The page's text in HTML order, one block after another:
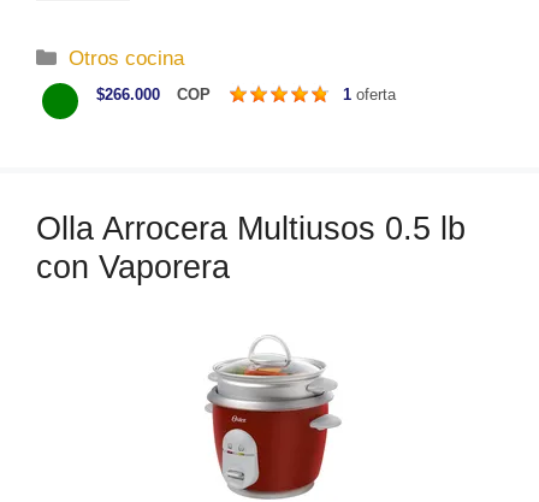
C
a
t
r
í
Otros cocina
$266.000 COP 1 oferta
Olla Arrocera Multiusos 0.5 lb
con Vaporera